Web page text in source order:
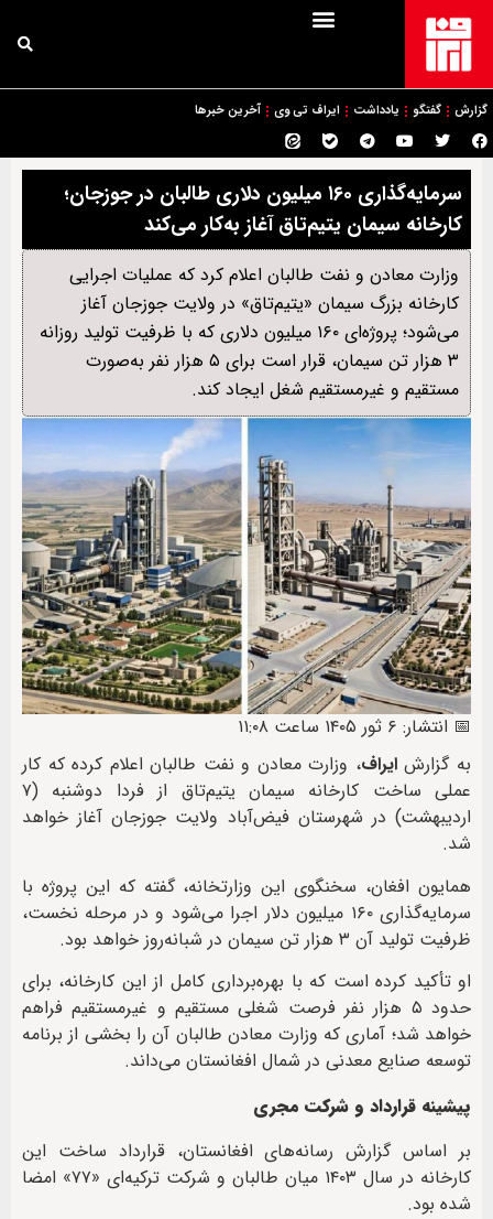
گزارش گفتگو یادداشت ایراف تی وی آخرین خبرها
سرمایه‌گذاری ۱۶۰ میلیون دلاری طالبان در جوزجان؛
کارخانه سیمان یتیم‌تاق آغاز به‌کار می‌کند
وزارت معادن و نفت طالبان اعلام کرد که عملیات اجرایی
کارخانه بزرگ سیمان «یتیم‌تاق» در ولایت جوزجان آغاز
می‌شود؛ پروژه‌ای ۱۶۰ میلیون دلاری که با ظرفیت تولید روزانه
۳ هزار تن سیمان، قرار است برای ۵ هزار نفر به‌صورت
مستقیم و غیرمستقیم شغل ایجاد کند.
📅 انتشار: ۶ ثور ۱۴۰۵ ساعت ۱۱:۰۸
به گزارشایراف، وزارت معادن و نفت طالبان اعلام کرده که کار
عملی ساخت کارخانه سیمان یتیم‌تاق از فردا دوشنبه (۷
اردیبهشت) در شهرستان فیض‌آباد ولایت جوزجان آغاز خواهد
شد.
همایون افغان، سخنگوی این وزارتخانه، گفته که این پروژه با
سرمایه‌گذاری ۱۶۰ میلیون دلار اجرا می‌شود و در مرحله نخست،
ظرفیت تولید آن ۳ هزار تن سیمان در شبانه‌روز خواهد بود.
او تأکید کرده است که با بهره‌برداری کامل از این کارخانه، برای
حدود ۵ هزار نفر فرصت شغلی مستقیم و غیرمستقیم فراهم
خواهد شد؛ آماری که وزارت معادن طالبان آن را بخشی از برنامه
توسعه صنایع معدنی در شمال افغانستان می‌داند.
پیشینه قرارداد و شرکت مجری
بر اساس گزارش رسانه‌های افغانستان، قرارداد ساخت این
کارخانه در سال ۱۴۰۳ میان طالبان و شرکت ترکیه‌ای «۷۷» امضا
شده بود.